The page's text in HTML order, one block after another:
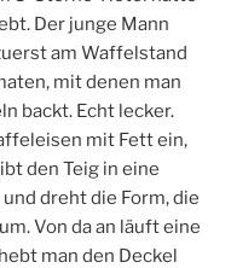
Der junge Mann
am Waffelstand
mit denen man
backt. Echt lecker.
mit Fett ein,
den Teig in eine
dreht die Form, die
Von da an läuft eine
man den Deckel